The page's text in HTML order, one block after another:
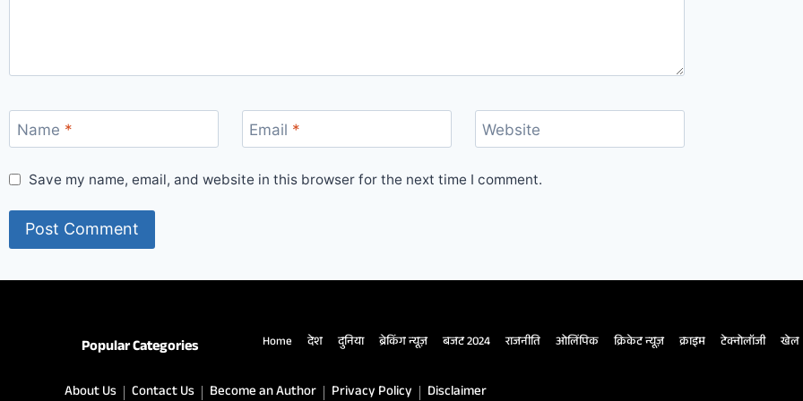
Name * Email * Website
Save my name, email, and website in this browser for the next time I comment.
Popular Categories Home देश दुनिया ब्रेकिंग न्यूज़ बजट 2024 राजनीति ओलिंपिक क्रिकेट न्यूज़ क्राइम टेक्नोलॉजी खेल
About Us Contact Us Become an Author Privacy Policy Disclaimer